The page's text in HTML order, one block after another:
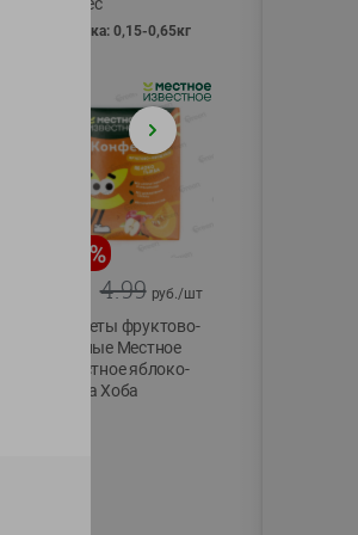
фасовка: 0,15-0,65кг
%
4.99 руб./шт
Конфеты фруктово-
ягодные Местное
известное яблоко-
тыква Хоба